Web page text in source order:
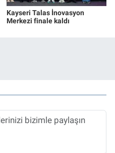
Kayseri Talas İnovasyon
Merkezi finale kaldı